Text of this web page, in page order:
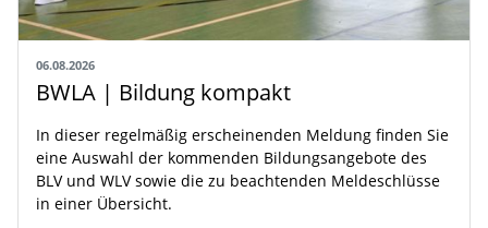
06.08.2026
BWLA | Bildung kompakt
In dieser regelmäßig erscheinenden Meldung finden Sie
eine Auswahl der kommenden Bildungsangebote des
BLV und WLV sowie die zu beachtenden Meldeschlüsse
in einer Übersicht.